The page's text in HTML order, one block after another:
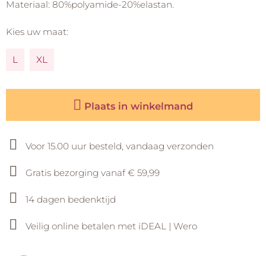
Materiaal: 80%polyamide-20%elastan.
Kies uw maat:
L XL
Plaats in winkelmand
Voor 15.00 uur besteld, vandaag verzonden
Gratis bezorging vanaf € 59,99
14 dagen bedenktijd
Veilig online betalen met iDEAL | Wero